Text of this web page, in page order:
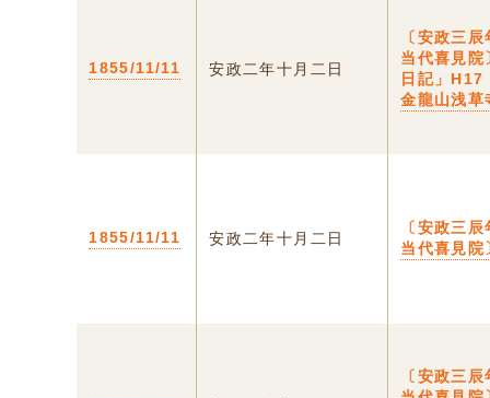
1855/11/11 安政二年十月二日
〔安政三
当代喜見院
日記」
金龍山浅草
1855/11/11 安政二年十月二日
〔安政三
当代喜見院
〔安政三